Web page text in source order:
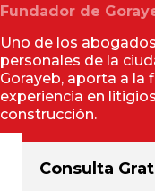
Fundador de
Uno de los
personales de la
Gorayeb, aporta a la
experiencia en
construcción.
Consulta